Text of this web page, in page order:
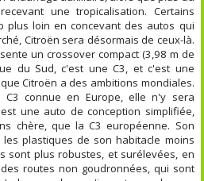
une tropicalisation. Certains
plus loin en concevant des autos qui
Citroën sera désormais de ceux-là.
un crossover compact (3,98 m de
du Sud, c'est une C3, et c'est une
Citroën a des ambitions mondiales.
connue en Europe, elle n'y sera
une auto de conception simplifiée,
chère, que la C3 européenne. Son
plastiques de son habitacle moins
sont plus robustes, et surélevées, en
routes non goudronnées, qui sont